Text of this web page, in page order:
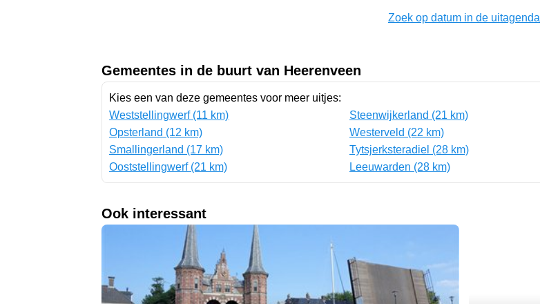
Zoek op datum in de uitagenda
Gemeentes in de buurt van Heerenveen
Kies een van deze gemeentes voor meer uitjes:
Weststellingwerf (11 km)
Opsterland (12 km)
Smallingerland (17 km)
Ooststellingwerf (21 km)
Steenwijkerland (21 km)
Westerveld (22 km)
Tytsjerksteradiel (28 km)
Leeuwarden (28 km)
Ook interessant